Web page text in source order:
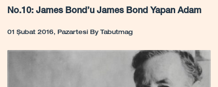
No.10: James Bond’u James Bond Yapan Adam
01 Şubat 2016, Pazartesi By Tabutmag